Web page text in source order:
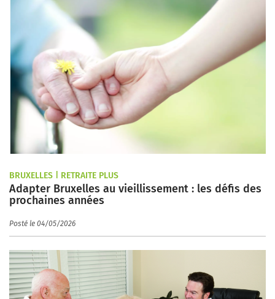
BRUXELLES | RETRAITE PLUS
Adapter Bruxelles au vieillissement : les défis des
prochaines années
Posté le 04/05/2026